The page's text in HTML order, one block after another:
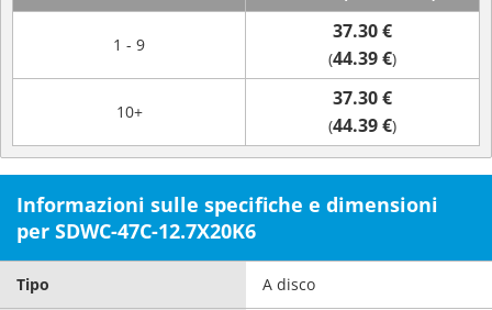
1 - 9
37.30 €
(44.39 €)
10+
37.30 €
(44.39 €)
Informazioni sulle specifiche e dimensioni
per SDWC-47C-12.7X20K6
Tipo A disco